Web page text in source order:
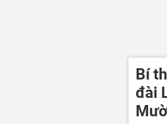
Bí
đài